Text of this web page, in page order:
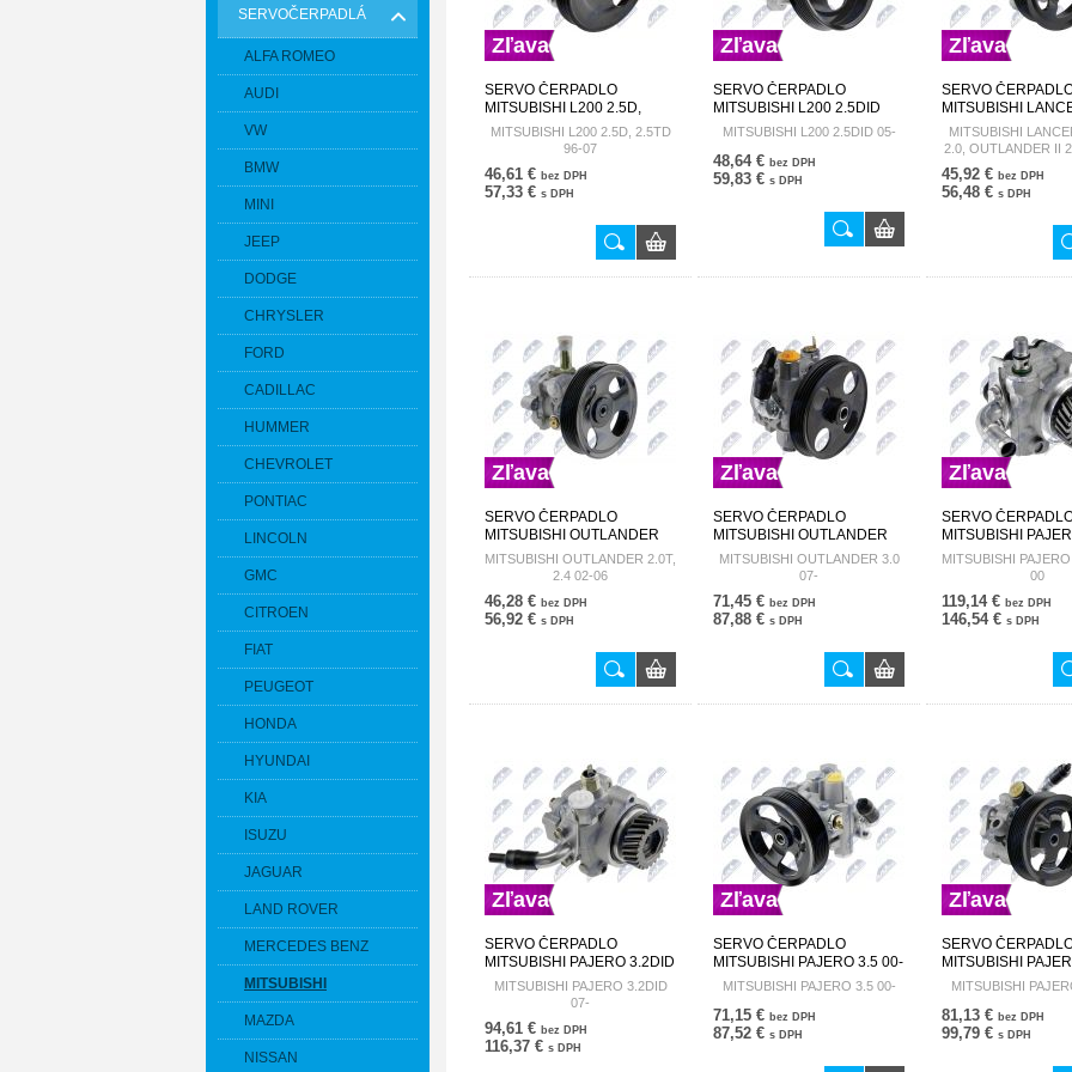
SERVOČERPADLÁ
ALFA ROMEO
AUDI
VW
BMW
MINI
JEEP
DODGE
CHRYSLER
FORD
CADILLAC
HUMMER
CHEVROLET
PONTIAC
LINCOLN
GMC
CITROEN
FIAT
PEUGEOT
HONDA
HYUNDAI
KIA
ISUZU
JAGUAR
LAND ROVER
MERCEDES BENZ
MITSUBISHI
MAZDA
NISSAN
Zľava
SERVO ČERPADLO
MITSUBISHI L200 2.5D,
2.5TD 96-07 MR210173
SPW-MS-009
MITSUBISHI L200 2.5D, 2.5TD
96-07
46,61 € bez DPH
57,33 € s DPH
Zľava
SERVO ČERPADLO
MITSUBISHI L200 2.5DID
05- MB501281 SPW-MS-010
MITSUBISHI L200 2.5DID 05-
48,64 € bez DPH
59,83 € s DPH
Zľava
SERVO
MITSUBISHI
1.8/ 2.0,
2.4 06- 4450A107
MITSUBISHI
2.0, OUTLANDER II
45,92 € bez DPH
56,48 € s DPH
Zľava
SERVO ČERPADLO
MITSUBISHI OUTLANDER
2.0T, 2.4 02-06 MN100472
SPW-MS-004
MITSUBISHI OUTLANDER 2.0T,
2.4 02-06
46,28 € bez DPH
56,92 € s DPH
Zľava
SERVO ČERPADLO
MITSUBISHI OUTLANDER
3.0 07- 4450A149 SPW-MS-
MITSUBISHI OUTLANDER 3.0
07-
71,45 € bez DPH
87,88 € s DPH
Zľava
SERVO
MITSUBISHI
94-00 MB922703
MITSUBISHI
00
119,14 € bez DPH
146,54 € s DPH
Zľava
SERVO ČERPADLO
MITSUBISHI PAJERO 3.2DID
07- 4450A074 SPW-MS-001
MITSUBISHI PAJERO 3.2DID
07-
94,61 € bez DPH
116,37 € s DPH
Zľava
SERVO ČERPADLO
MITSUBISHI PAJERO 3.5 00-
MR418566 SPW-MS-006
MITSUBISHI PAJERO 3.5 00-
71,15 € bez DPH
87,52 € s DPH
Zľava
SERVO
MITSUBISHI
4450A071 SPW-
MITSUBISHI
81,13 € bez DPH
99,79 € s DPH